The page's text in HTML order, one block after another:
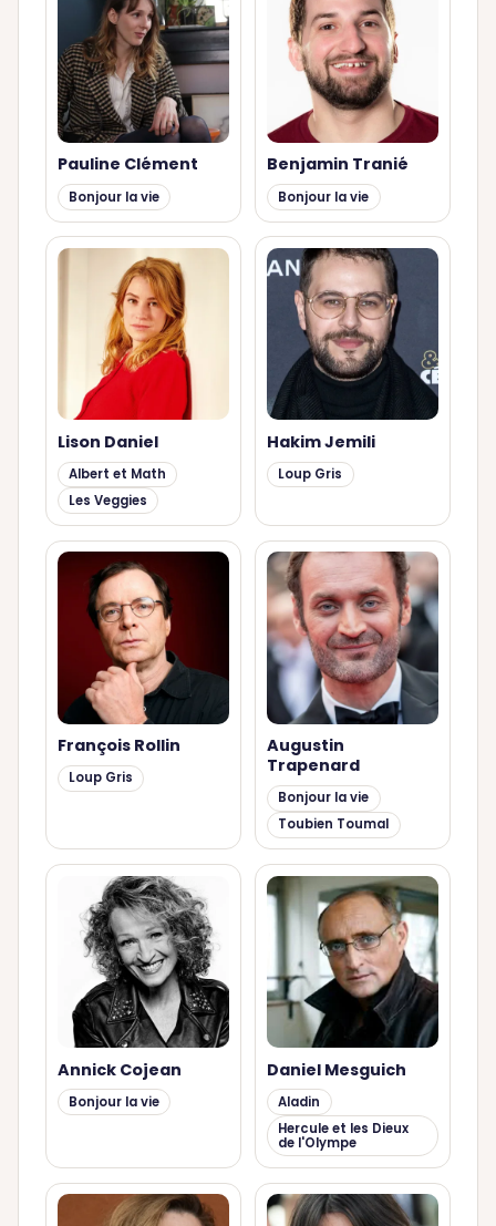
Pauline Clément
Bonjour la vie
Benjamin Tranié
Bonjour la vie
Lison Daniel
Albert et Math
Les Veggies
Hakim Jemili
Loup Gris
François Rollin
Loup Gris
Augustin
Trapenard
Bonjour la vie
Toubien Toumal
Annick Cojean
Bonjour la vie
Daniel Mesguich
Aladin
Hercule et les Dieux
de l'Olympe